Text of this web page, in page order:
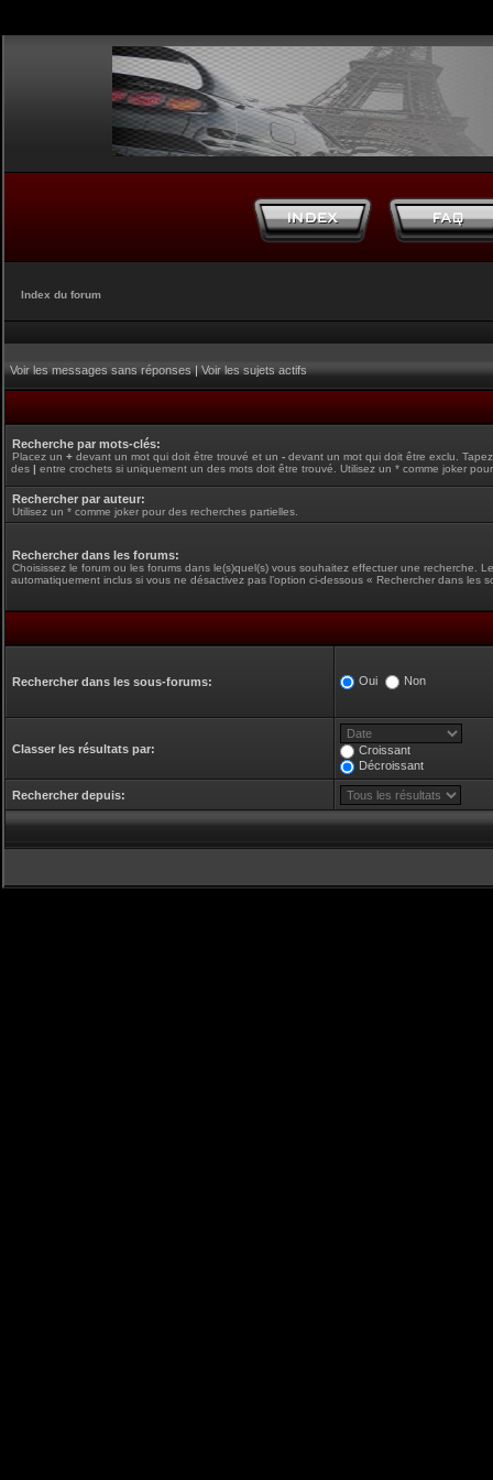
Index du forum
Voir les messages sans réponses|Voir les sujets actifs
Recherche par mots-clés:
Placez un + devant un mot qui doit être trouvé et un - devant un mot qui doit être exclu.
des | entre crochets si uniquement un des mots doit être trouvé. Utilisez un * comme joker
Rechercher par auteur:
Utilisez un * comme joker pour des recherches partielles.
Rechercher dans les forums:
Choisissez le forum ou les forums dans le(s)quel(s) vous souhaitez effectuer une recherche.
automatiquement inclus si vous ne désactivez pas l’option ci-dessous « Rechercher dans les
Rechercher dans les sous-forums: Oui Non
Classer les résultats par:
Croissant
Décroissant
Rechercher depuis: